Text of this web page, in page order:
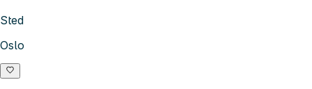
Sted
Oslo